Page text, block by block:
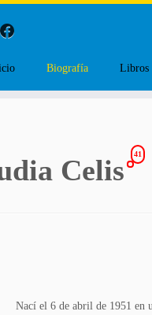
Biografía Libros
Celis41
Nací el 6 de abril de 1951 en